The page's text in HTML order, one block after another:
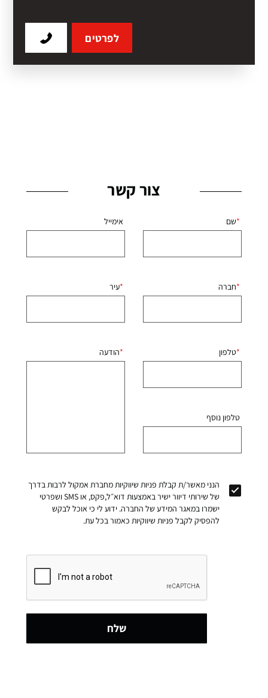
לפרטים
צור קשר
שם
חברה
טלפון
טלפון נוסף
אימייל
עיר
הודעה
הנני מאשר/ת קבלת פניות שיווקיות מחברת אמקול לרבות בדרך
של שירותי דיוור ישיר באמצעות דוא״ל,פקס, או SMS ושפרטי
ישמרו במאגר המידע של החברה. ידוע לי כי אוכל לבקש
להפסיק לקבל פניות שיווקיות כאמור בכל עת.
שלח